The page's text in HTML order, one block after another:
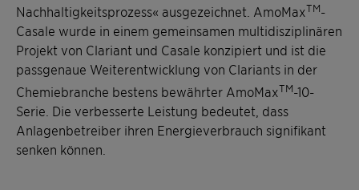
Nachhaltigkeitsprozess« ausgezeichnet. AmoMaxTM-
Casale wurde in einem gemeinsamen multidisziplinären
Projekt von Clariant und Casale konzipiert und ist die
passgenaue Weiterentwicklung von Clariants in der
Chemiebranche bestens bewährter AmoMaxTM-10-
Serie. Die verbesserte Leistung bedeutet, dass
Anlagenbetreiber ihren Energieverbrauch signifikant
senken können.